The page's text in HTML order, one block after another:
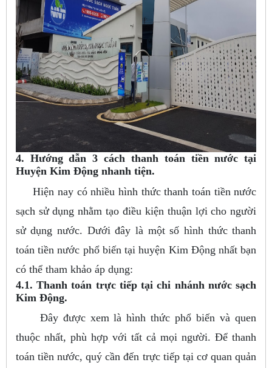
4. Hướng dẫn 3 cách thanh toán tiền nước tại
Huyện Kim Động nhanh tiện.
Hiện nay có nhiều hình thức thanh toán tiền nước
sạch sử dụng nhằm tạo điều kiện thuận lợi cho người
sử dụng nước. Dưới đây là một số hình thức thanh
toán tiền nước phổ biến tại huyện Kim Động nhất bạn
có thể tham khảo áp dụng:
4.1. Thanh toán trực tiếp tại chi nhánh nước sạch
Kim Động.
Đây được xem là hình thức phổ biến và quen
thuộc nhất, phù hợp với tất cả mọi người. Để thanh
toán tiền nước, quý cần đến trực tiếp tại cơ quan quản